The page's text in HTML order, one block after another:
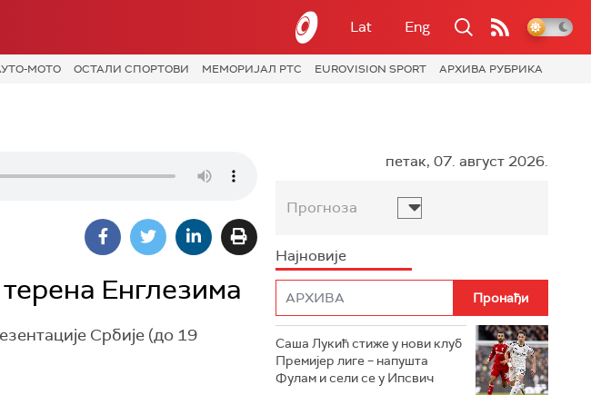
Lat Eng
МОТО ОСТАЛИ СПОРТОВИ МЕМОРИЈАЛ РТС EUROVISION SPORT АРХИВА РУБРИКА
Енглезима
Србије (до 19
петак, 07. август 2026.
Прогноза
Најновије
Саша Лукић стиже у нови клуб
Премијер лиге – напушта
Фулам и сели се у Ипсвич